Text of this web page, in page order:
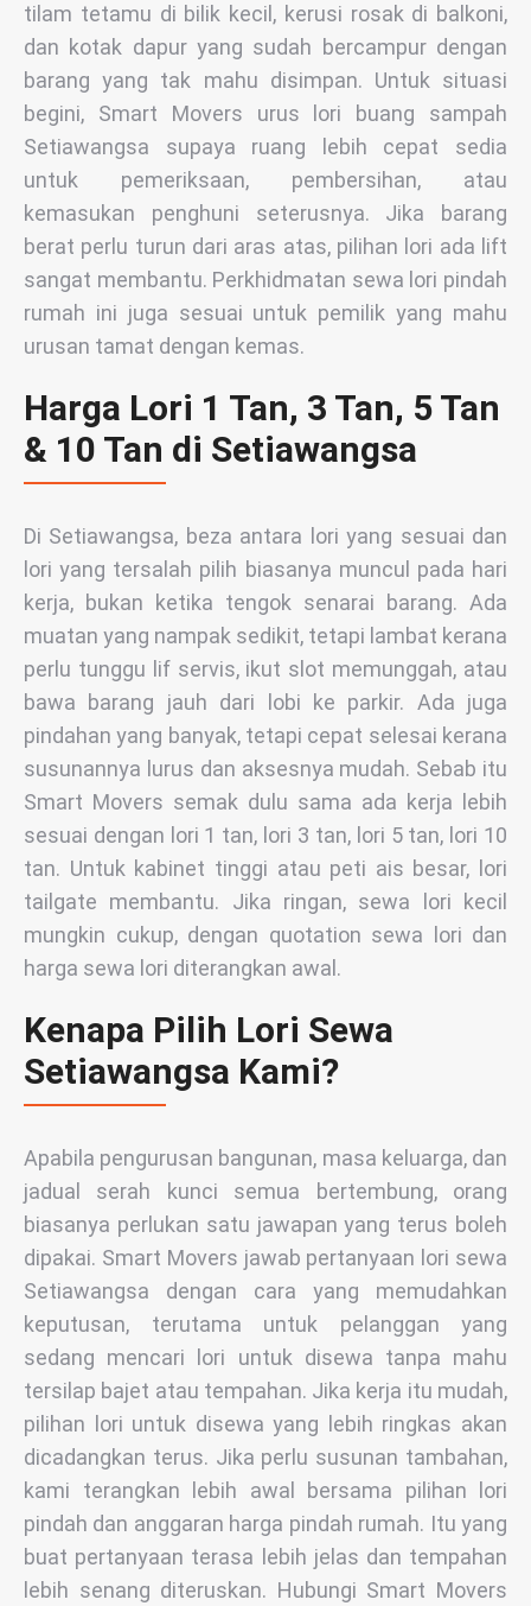
tilam tetamu di bilik kecil, kerusi rosak di balkoni,
dan kotak dapur yang sudah bercampur dengan
barang yang tak mahu disimpan. Untuk situasi
begini, Smart Movers urus lori buang sampah
Setiawangsa supaya ruang lebih cepat sedia
untuk pemeriksaan, pembersihan, atau
kemasukan penghuni seterusnya. Jika barang
berat perlu turun dari aras atas, pilihan lori ada lift
sangat membantu. Perkhidmatan sewa lori pindah
rumah ini juga sesuai untuk pemilik yang mahu
urusan tamat dengan kemas.
Harga Lori 1 Tan, 3 Tan, 5 Tan
& 10 Tan di Setiawangsa
Di Setiawangsa, beza antara lori yang sesuai dan
lori yang tersalah pilih biasanya muncul pada hari
kerja, bukan ketika tengok senarai barang. Ada
muatan yang nampak sedikit, tetapi lambat kerana
perlu tunggu lif servis, ikut slot memunggah, atau
bawa barang jauh dari lobi ke parkir. Ada juga
pindahan yang banyak, tetapi cepat selesai kerana
susunannya lurus dan aksesnya mudah. Sebab itu
Smart Movers semak dulu sama ada kerja lebih
sesuai dengan lori 1 tan, lori 3 tan, lori 5 tan, lori 10
tan. Untuk kabinet tinggi atau peti ais besar, lori
tailgate membantu. Jika ringan, sewa lori kecil
mungkin cukup, dengan quotation sewa lori dan
harga sewa lori diterangkan awal.
Kenapa Pilih Lori Sewa
Setiawangsa Kami?
Apabila pengurusan bangunan, masa keluarga, dan
jadual serah kunci semua bertembung, orang
biasanya perlukan satu jawapan yang terus boleh
dipakai. Smart Movers jawab pertanyaan lori sewa
Setiawangsa dengan cara yang memudahkan
keputusan, terutama untuk pelanggan yang
sedang mencari lori untuk disewa tanpa mahu
tersilap bajet atau tempahan. Jika kerja itu mudah,
pilihan lori untuk disewa yang lebih ringkas akan
dicadangkan terus. Jika perlu susunan tambahan,
kami terangkan lebih awal bersama pilihan lori
pindah dan anggaran harga pindah rumah. Itu yang
buat pertanyaan terasa lebih jelas dan tempahan
lebih senang diteruskan. Hubungi Smart Movers